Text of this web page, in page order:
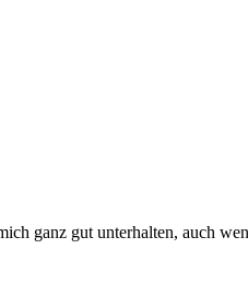
ganz gut unterhalten, auch